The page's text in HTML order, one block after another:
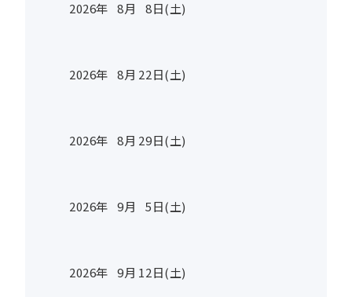
2026年 8月 8日(土)
2026年 8月 22日(土)
2026年 8月 29日(土)
2026年 9月 5日(土)
2026年 9月 12日(土)